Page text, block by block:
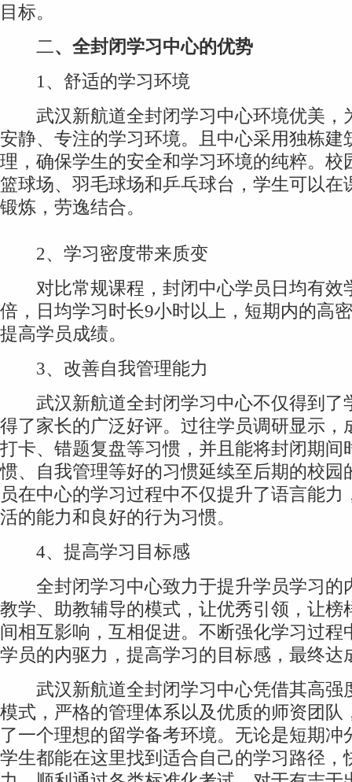
目标。
二、全封闭学习中心的优势
1、舒适的学习环境
武汉新航道全封闭学习中心环境优美，
安静、专注的学习环境。且中心采用独栋建
理，确保学生的安全和学习环境的纯粹。校
篮球场、羽毛球场和乒乓球台，学生可以在
锻炼，劳逸结合。
2、学习密度带来质变
对比常规课程，封闭中心学员日均有效
倍，日均学习时长9小时以上，短期内的高
提高学员成绩。
3、改善自我管理能力
武汉新航道全封闭学习中心不仅得到了
得了家长的广泛好评。过往学员调研显示，
打卡、错题复盘等习惯，并且能将封闭期间
惯、自我管理等好的习惯延续至后期的校园
员在中心的学习过程中不仅提升了语言能力
活的能力和良好的行为习惯。
4、提高学习目标感
全封闭学习中心致力于提升学员学习的
教学、助教辅导的模式，让优秀引领，让榜
间相互影响，互相促进。不断强化学习过程
学员的内驱力，提高学习的目标感，最终达
武汉新航道全封闭学习中心凭借其高强
模式，严格的管理体系以及优质的师资团队
了一个理想的留学备考环境。无论是短期冲
学生都能在这里找到适合自己的学习路径，